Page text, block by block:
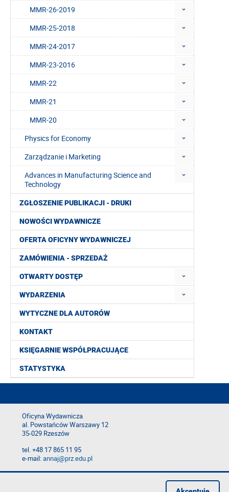
MMR-26-2019
MMR-25-2018
MMR-24-2017
MMR-23-2016
MMR-22
MMR-21
MMR-20
Physics for Economy
Zarządzanie i Marketing
Advances in Manufacturing Science and
Technology
ZGŁOSZENIE PUBLIKACJI - DRUKI
NOWOŚCI WYDAWNICZE
OFERTA OFICYNY WYDAWNICZEJ
ZAMÓWIENIA - SPRZEDAŻ
OTWARTY DOSTĘP
WYDARZENIA
WYTYCZNE DLA AUTORÓW
KONTAKT
KSIĘGARNIE WSPÓŁPRACUJĄCE
STATYSTYKA
Oficyna Wydawnicza
al. Powstańców Warszawy 12
35-029 Rzeszów
tel. +48 17 865 11 95
e-mail:annaj@prz.edu.pl
Deklaracja dostępności